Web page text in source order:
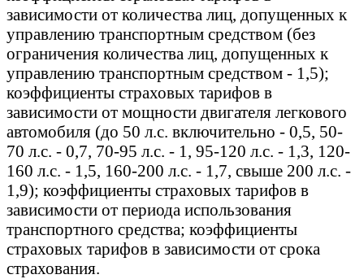
зависимости от количества лиц, допущенных к
управлению транспортным средством (без
ограничения количества лиц, допущенных к
управлению транспортным средством - 1,5);
коэффициенты страховых тарифов в
зависимости от мощности двигателя легкового
автомобиля (до 50 л.с. включительно - 0,5, 50-
70 л.с. - 0,7, 70-95 л.с. - 1, 95-120 л.с. - 1,3, 120-
160 л.с. - 1,5, 160-200 л.с. - 1,7, свыше 200 л.с. -
1,9); коэффициенты страховых тарифов в
зависимости от периода использования
транспортного средства; коэффициенты
страховых тарифов в зависимости от срока
страхования.